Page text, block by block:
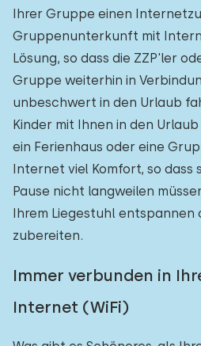
Ihrer Gruppe einen
Gruppenunterkunft mit
Lösung, so dass die ZZP'ler
Gruppe weiterhin in
unbeschwert in den Urlaub
Kinder mit Ihnen in den
ein Ferienhaus oder eine
Internet viel Komfort, so dass
Pause nicht langweilen
Ihrem Liegestuhl entspannen
zubereiten.
Immer verbunden in
Internet (WiFi)